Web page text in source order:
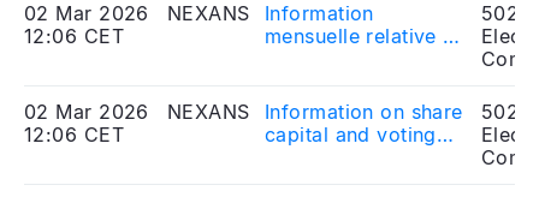
02 Mar 2026
12:06 CET
NEXANS
Information
mensuelle relative au
Février 2026
02 Mar 2026
12:06 CET
NEXANS
Information on share
capital and voting